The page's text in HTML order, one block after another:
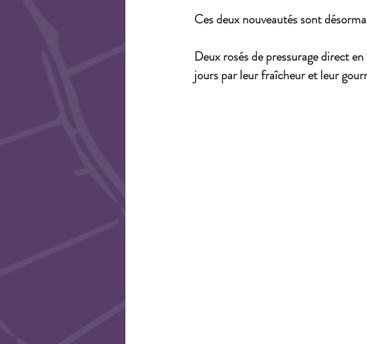
Ces deux nouveautés sont
Deux rosés de pressurage direct
jours par leur fraîcheur et leur